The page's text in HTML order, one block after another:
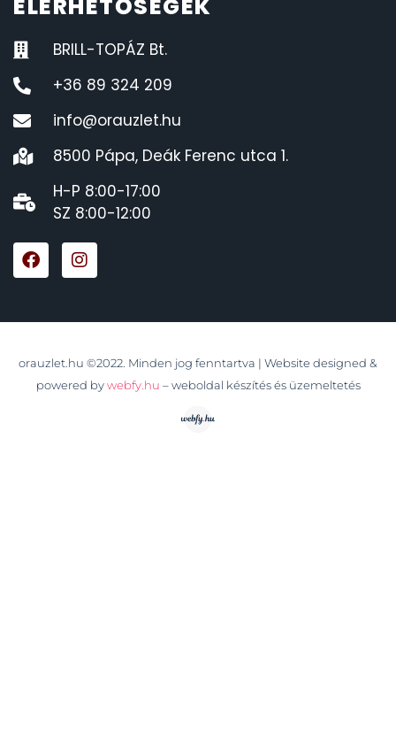
ELÉRHETŐSÉGEK
BRILL-TOPÁZ Bt.
+36 89 324 209
info@orauzlet.hu
8500 Pápa, Deák Ferenc utca 1.
H-P 8:00-17:00
SZ 8:00-12:00
orauzlet.hu ©2022. Minden jog fenntartva | Website designed &
powered by webfy.hu – weboldal készítés és üzemeltetés